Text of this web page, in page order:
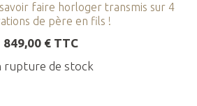
faire horloger transmis sur 4
de père en fils !
849,00 € TTC
rupture de stock